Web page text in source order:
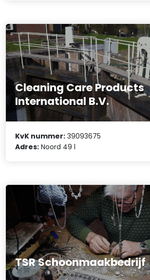
Cleaning Care Products
International B.V.
KvK nummer: 39093675
Adres: Noord 49 l
TSR Schoonmaakbedrijf